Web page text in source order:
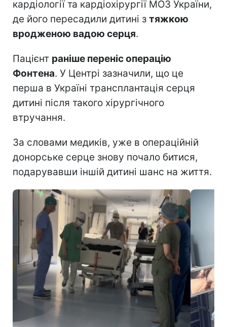
кардіології та кардіохірургії МОЗ України,
де його пересадили дитині з тяжкою
вродженою вадою серця.
Пацієнт раніше переніс операцію
Фонтена. У Центрі зазначили, що це
перша в Україні трансплантація серця
дитині після такого хірургічного
втручання.
За словами медиків, уже в операційній
донорське серце знову почало битися,
подарувавши іншій дитині шанс на життя.